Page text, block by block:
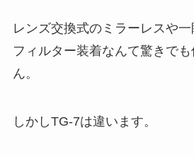
レンズ交換式のミラーレスや
フィルター装着なんて驚きで
ん。
しかしTG-7は違います。